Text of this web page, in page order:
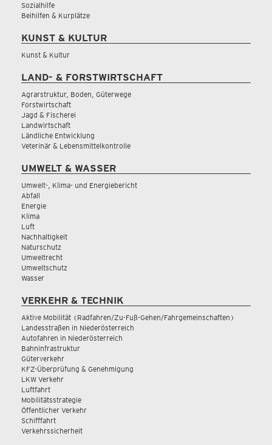
Sozialhilfe
Beihilfen & Kurplätze
KUNST & KULTUR
Kunst & Kultur
LAND- & FORSTWIRTSCHAFT
Agrarstruktur, Boden, Güterwege
Forstwirtschaft
Jagd & Fischerei
Landwirtschaft
Ländliche Entwicklung
Veterinär & Lebensmittelkontrolle
UMWELT & WASSER
Umwelt-, Klima- und Energiebericht
Abfall
Energie
Klima
Luft
Nachhaltigkeit
Naturschutz
Umweltrecht
Umweltschutz
Wasser
VERKEHR & TECHNIK
Aktive Mobilität (Radfahren/Zu-Fuß-Gehen/Fahrgemeinschaften)
Landesstraßen in Niederösterreich
Autofahren in Niederösterreich
Bahninfrastruktur
Güterverkehr
KFZ-Überprüfung & Genehmigung
LKW Verkehr
Luftfahrt
Mobilitätsstrategie
Öffentlicher Verkehr
Schifffahrt
Verkehrssicherheit